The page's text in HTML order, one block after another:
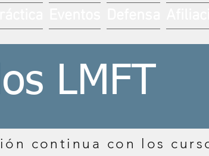
LMFT
continua con los